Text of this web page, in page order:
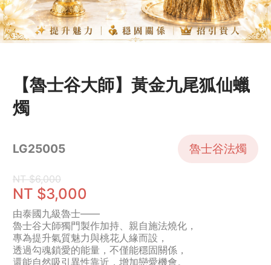
【魯士谷大師】黃金九尾狐仙蠟
燭
LG25005 魯士谷法燭
NT $6,000
NT $3,000
由泰國九級魯士——
魯士谷大師獨門製作加持、親自施法燒化，
專為提升氣質魅力與桃花人緣而設，
透過勾魂鎖愛的能量，不僅能穩固關係，
還能自然吸引異性靠近，增加戀愛機會。